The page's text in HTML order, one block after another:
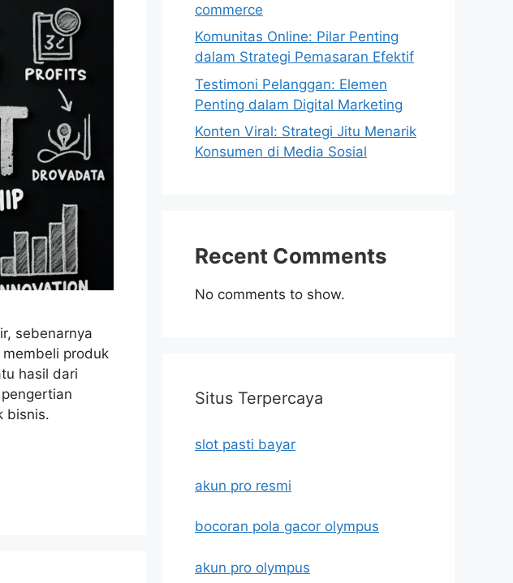
sebenarnya
produk
hasil dari
bisnis.
commerce
Komunitas Online: Pilar Penting
dalam Strategi Pemasaran Efektif
Testimoni Pelanggan: Elemen
Penting dalam Digital Marketing
Konten Viral: Strategi Jitu Menarik
Konsumen di Media Sosial
Recent Comments
No comments to show.
Situs Terpercaya
slot pasti bayar
akun pro resmi
bocoran pola gacor olympus
akun pro olympus